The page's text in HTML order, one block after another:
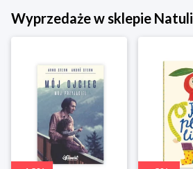
Wyprzedaże w sklepie Natuli